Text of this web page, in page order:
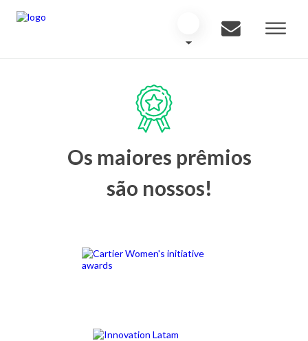
Os maiores prêmios
são nossos!